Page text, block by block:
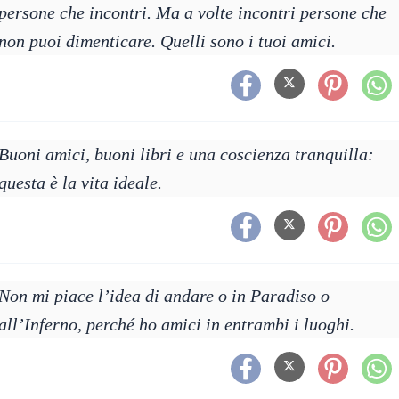
che incontri. Ma a volte incontri persone che
puoi dimenticare. Quelli sono i tuoi amici.
amici, buoni libri e una coscienza tranquilla:
è la vita ideale.
mi piace l’idea di andare o in Paradiso o
perché ho amici in entrambi i luoghi.